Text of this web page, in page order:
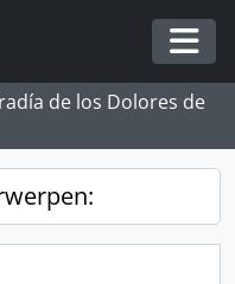
de los Dolores de